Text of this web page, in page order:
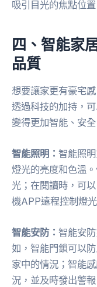
吸引目光的焦點位
四、智能家
品質
想要讓家更有豪宅
透過科技的加持，
變得更加智能、安全
智能照明： 智能照
燈光的亮度和色溫
光；在閱讀時，可
機APP遠程控制燈
智能安防： 智能安
如，智能門鎖可以
家中的情況；智能
況，並及時發出警